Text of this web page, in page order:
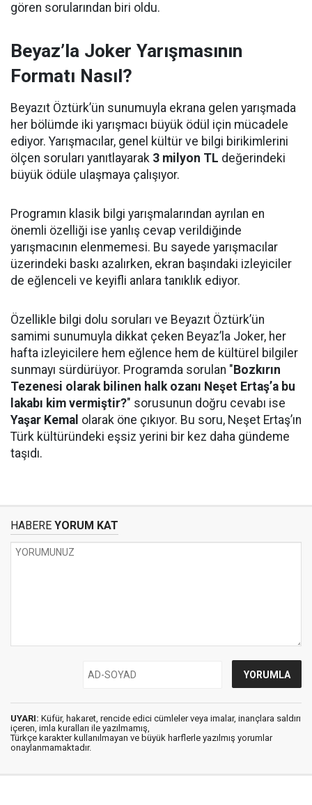
gören sorularından biri oldu.
Beyaz’la Joker Yarışmasının
Formatı Nasıl?
Beyazıt Öztürk’ün sunumuyla ekrana gelen yarışmada
her bölümde iki yarışmacı büyük ödül için mücadele
ediyor. Yarışmacılar, genel kültür ve bilgi birikimlerini
ölçen soruları yanıtlayarak 3 milyon TL değerindeki
büyük ödüle ulaşmaya çalışıyor.
Programın klasik bilgi yarışmalarından ayrılan en
önemli özelliği ise yanlış cevap verildiğinde
yarışmacının elenmemesi. Bu sayede yarışmacılar
üzerindeki baskı azalırken, ekran başındaki izleyiciler
de eğlenceli ve keyifli anlara tanıklık ediyor.
Özellikle bilgi dolu soruları ve Beyazıt Öztürk’ün
samimi sunumuyla dikkat çeken Beyaz’la Joker, her
hafta izleyicilere hem eğlence hem de kültürel bilgiler
sunmayı sürdürüyor. Programda sorulan " Bozkırın
Tezenesi olarak bilinen halk ozanı Neşet Ertaş’a bu
lakabı kim vermiştir?" sorusunun doğru cevabı ise
Yaşar Kemal olarak öne çıkıyor. Bu soru, Neşet Ertaş’ın
Türk kültüründeki eşsiz yerini bir kez daha gündeme
taşıdı.
HABERE YORUM KAT
UYARI: Küfür, hakaret, rencide edici cümleler veya imalar, inançlara saldırı
içeren, imla kuralları ile yazılmamış,
Türkçe karakter kullanılmayan ve büyük harflerle yazılmış yorumlar
onaylanmamaktadır.